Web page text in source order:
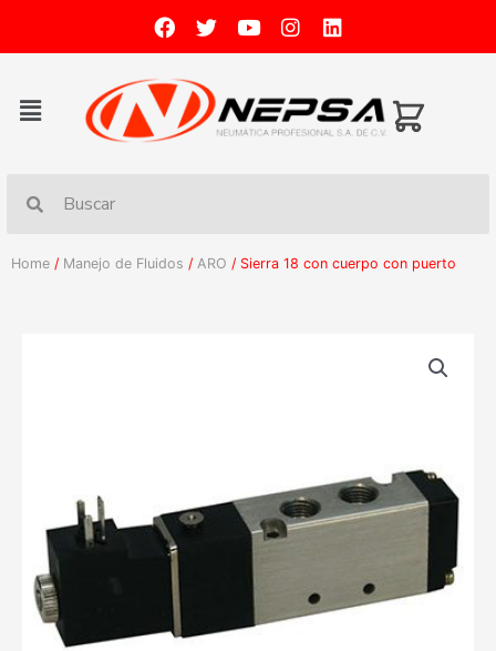
Home / Manejo de Fluidos / ARO / Sierra 18 con cuerpo con puerto